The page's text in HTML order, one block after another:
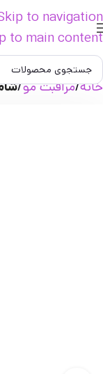
to navigation
to main content
خانه مراقبت مو